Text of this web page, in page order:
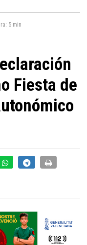
5 min
Fiesta de